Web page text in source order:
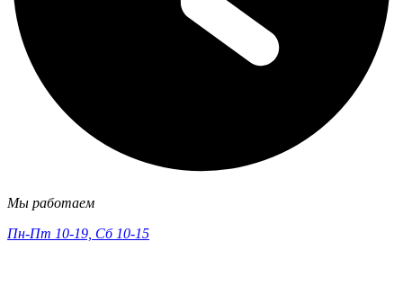
Мы работаем
Пн-Пт 10-19, Сб 10-15